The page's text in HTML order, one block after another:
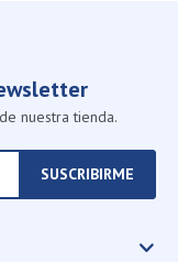
nuestra tienda.
SUSCRIBIRME